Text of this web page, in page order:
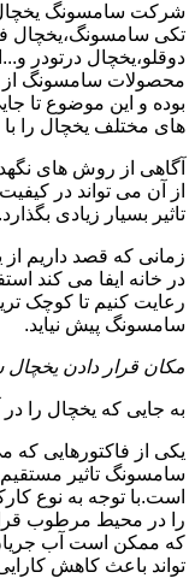
شرکت سامسونگ یخچال
تکی سامسونگ،یخچال
دوقلو،یخچال درتودر
محصولات سامسونگ از
بوده و این موضوع تا
های مختلف یخچال را
آگاهی از روش های
از آن می تواند در
تاثیر بسیار زیادی بگذارد.
زمانی که قصد داریم
در خانه ایفا می کند
رعایت کنیم تا کوچک
سامسونگ پیش نیاید.
مکان قرار دادن
به جایی که یخچال را
یکی از فاکتورهایی که
سامسونگ تاثیر
است.با توجه به نوع
را در محیط مرطوب
که ممکن است آب
تواند باعث کاهش